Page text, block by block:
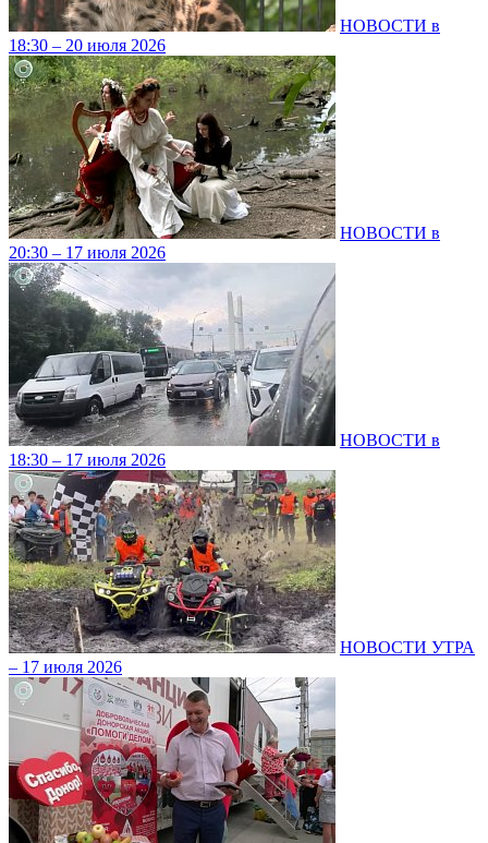
НОВОСТИ в
18:30 – 20 июля 2026
НОВОСТИ в
20:30 – 17 июля 2026
НОВОСТИ в
18:30 – 17 июля 2026
НОВОСТИ УТРА
– 17 июля 2026